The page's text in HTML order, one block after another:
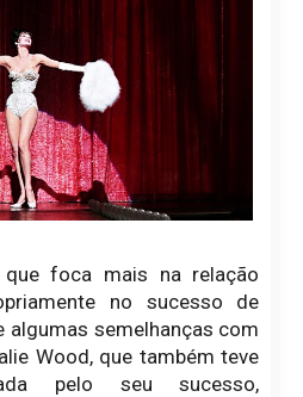
foca mais na relação
no sucesso de
algumas semelhanças com
Wood, que também teve
pelo seu sucesso,